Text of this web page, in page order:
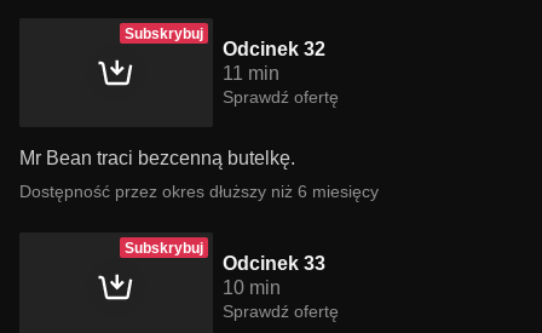
Subskrybuj
Odcinek 32
11 min
Sprawdź ofertę
Mr Bean traci bezcenną butelkę.
Dostępność przez okres dłuższy niż 6 miesięcy
Subskrybuj
Odcinek 33
10 min
Sprawdź ofertę